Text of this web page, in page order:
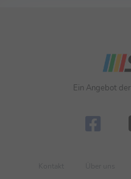
Ein Angebot der